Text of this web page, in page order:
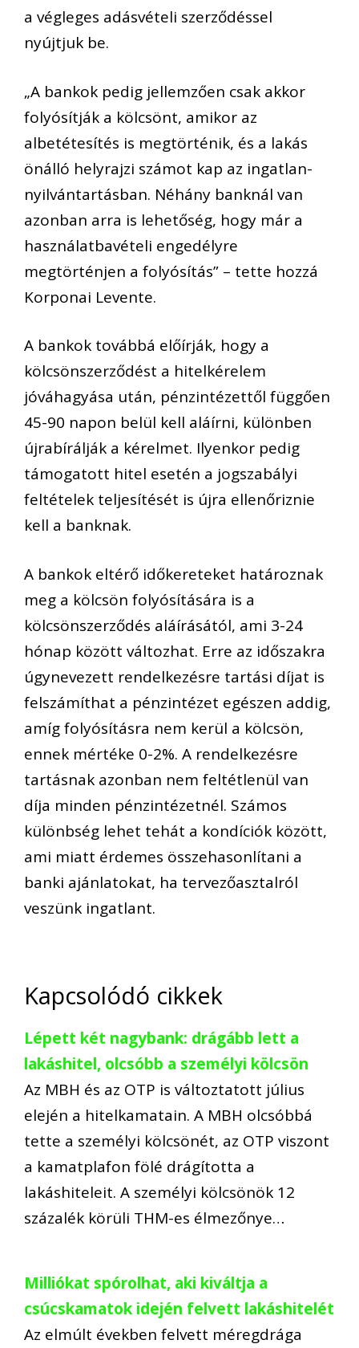
a végleges adásvételi szerződéssel
nyújtjuk be.
„A bankok pedig jellemzően csak akkor
folyósítják a kölcsönt, amikor az
albetétesítés is megtörténik, és a lakás
önálló helyrajzi számot kap az ingatlan-
nyilvántartásban. Néhány banknál van
azonban arra is lehetőség, hogy már a
használatbavételi engedélyre
megtörténjen a folyósítás” – tette hozzá
Korponai Levente.
A bankok továbbá előírják, hogy a
kölcsönszerződést a hitelkérelem
jóváhagyása után, pénzintézettől függően
45-90 napon belül kell aláírni, különben
újrabírálják a kérelmet. Ilyenkor pedig
támogatott hitel esetén a jogszabályi
feltételek teljesítését is újra ellenőriznie
kell a banknak.
A bankok eltérő időkereteket határoznak
meg a kölcsön folyósítására is a
kölcsönszerződés aláírásától, ami 3-24
hónap között változhat. Erre az időszakra
úgynevezett rendelkezésre tartási díjat is
felszámíthat a pénzintézet egészen addig,
amíg folyósításra nem kerül a kölcsön,
ennek mértéke 0-2%. A rendelkezésre
tartásnak azonban nem feltétlenül van
díja minden pénzintézetnél. Számos
különbség lehet tehát a kondíciók között,
ami miatt érdemes összehasonlítani a
banki ajánlatokat, ha tervezőasztalról
veszünk ingatlant.
Kapcsolódó cikkek
Lépett két nagybank: drágább lett a
lakáshitel, olcsóbb a személyi kölcsön
Az MBH és az OTP is változtatott július
elején a hitelkamatain. A MBH olcsóbbá
tette a személyi kölcsönét, az OTP viszont
a kamatplafon fölé drágította a
lakáshiteleit. A személyi kölcsönök 12
százalék körüli THM-es élmezőnye…
Milliókat spórolhat, aki kiváltja a
csúcskamatok idején felvett lakáshitelét
Az elmúlt években felvett méregdrága